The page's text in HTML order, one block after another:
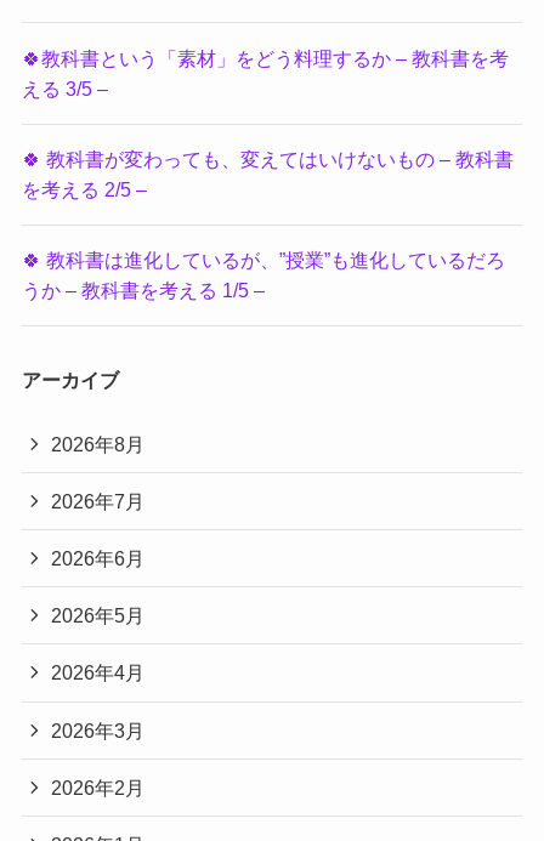
🍀教科書という「素材」をどう料理するか – 教科書を考
える 3/5 –
🍀 教科書が変わっても、変えてはいけないもの – 教科書
を考える 2/5 –
🍀 教科書は進化しているが、”授業”も進化しているだろ
うか – 教科書を考える 1/5 –
アーカイブ
2026年8月
2026年7月
2026年6月
2026年5月
2026年4月
2026年3月
2026年2月